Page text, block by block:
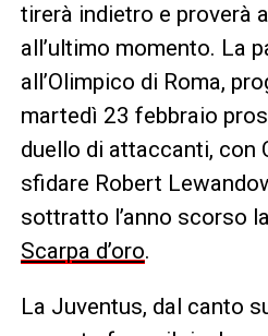
tirerà indietro e proverà
all’ultimo momento. La
all’Olimpico di Roma,
martedì 23 febbraio
duello di attaccanti, con
sfidare Robert
sottratto l’anno scorso la
Scarpa d’oro.
La Juventus, dal canto